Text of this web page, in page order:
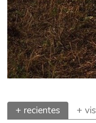
+ recientes +